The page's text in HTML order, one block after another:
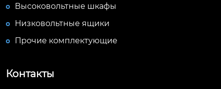
Высоковольтные шкафы
Низковольтные ящики
Прочие комплектующие
Контакты